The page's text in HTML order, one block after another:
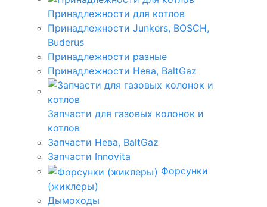
Принадлежности для котлов
Принадлежности Junkers, BOSCH,
Buderus
Принадлежности разные
Принадлежности Нева, BaltGaz
Запчасти для газовых колонок и
котлов
Запчасти Нева, BaltGaz
Запчасти Innovita
Форсунки
(жиклеры)
Дымоходы